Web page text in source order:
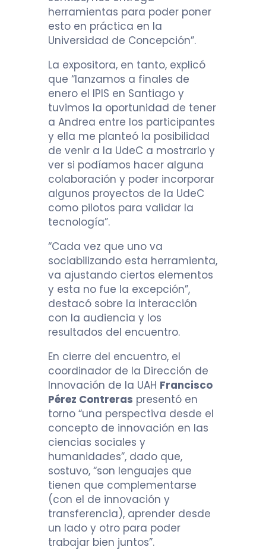
herramientas para poder poner
esto en práctica en la
Universidad de Concepción”.
La expositora, en tanto, explicó
que “lanzamos a finales de
enero el IPIS en Santiago y
tuvimos la oportunidad de tener
a Andrea entre los participantes
y ella me planteó la posibilidad
de venir a la UdeC a mostrarlo y
ver si podíamos hacer alguna
colaboración y poder incorporar
algunos proyectos de la UdeC
como pilotos para validar la
tecnología”.
“Cada vez que uno va
sociabilizando esta herramienta,
va ajustando ciertos elementos
y esta no fue la excepción”,
destacó sobre la interacción
con la audiencia y los
resultados del encuentro.
En cierre del encuentro, el
coordinador de la Dirección de
Innovación de la UAH Francisco
Pérez Contreras presentó en
torno “una perspectiva desde el
concepto de innovación en las
ciencias sociales y
humanidades”, dado que,
sostuvo, “son lenguajes que
tienen que complementarse
(con el de innovación y
transferencia), aprender desde
un lado y otro para poder
trabajar bien juntos”.